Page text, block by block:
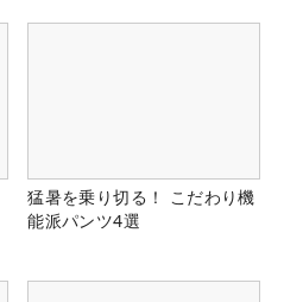
猛暑を乗り切る！ こだわり機
能派パンツ4選